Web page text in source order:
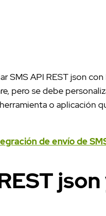
SMS API REST json con
pero se debe
o aplicación
de envío de
json